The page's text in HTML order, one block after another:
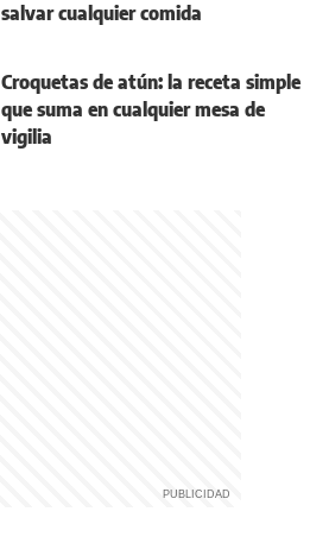
salvar cualquier comida
Croquetas de atún: la receta simple
que suma en cualquier mesa de
vigilia